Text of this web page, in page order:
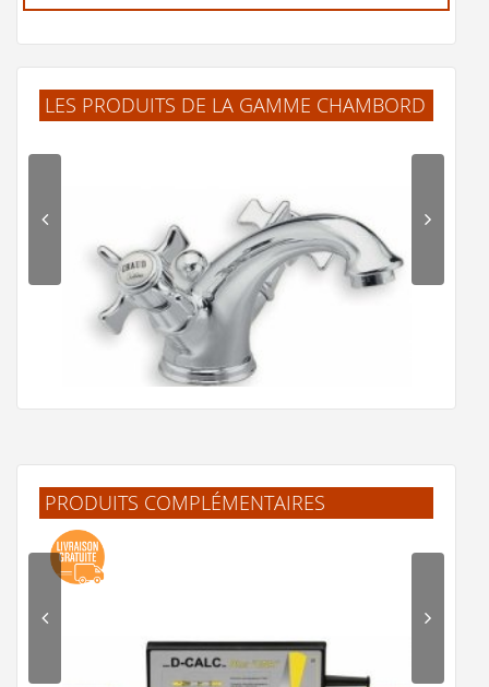
LES PRODUITS DE LA GAMME CHAMBORD
Mélangeur lavabo CHAMBORD rétro Chromé - CH10851
Voir le produit
PRODUITS COMPLÉMENTAIRES